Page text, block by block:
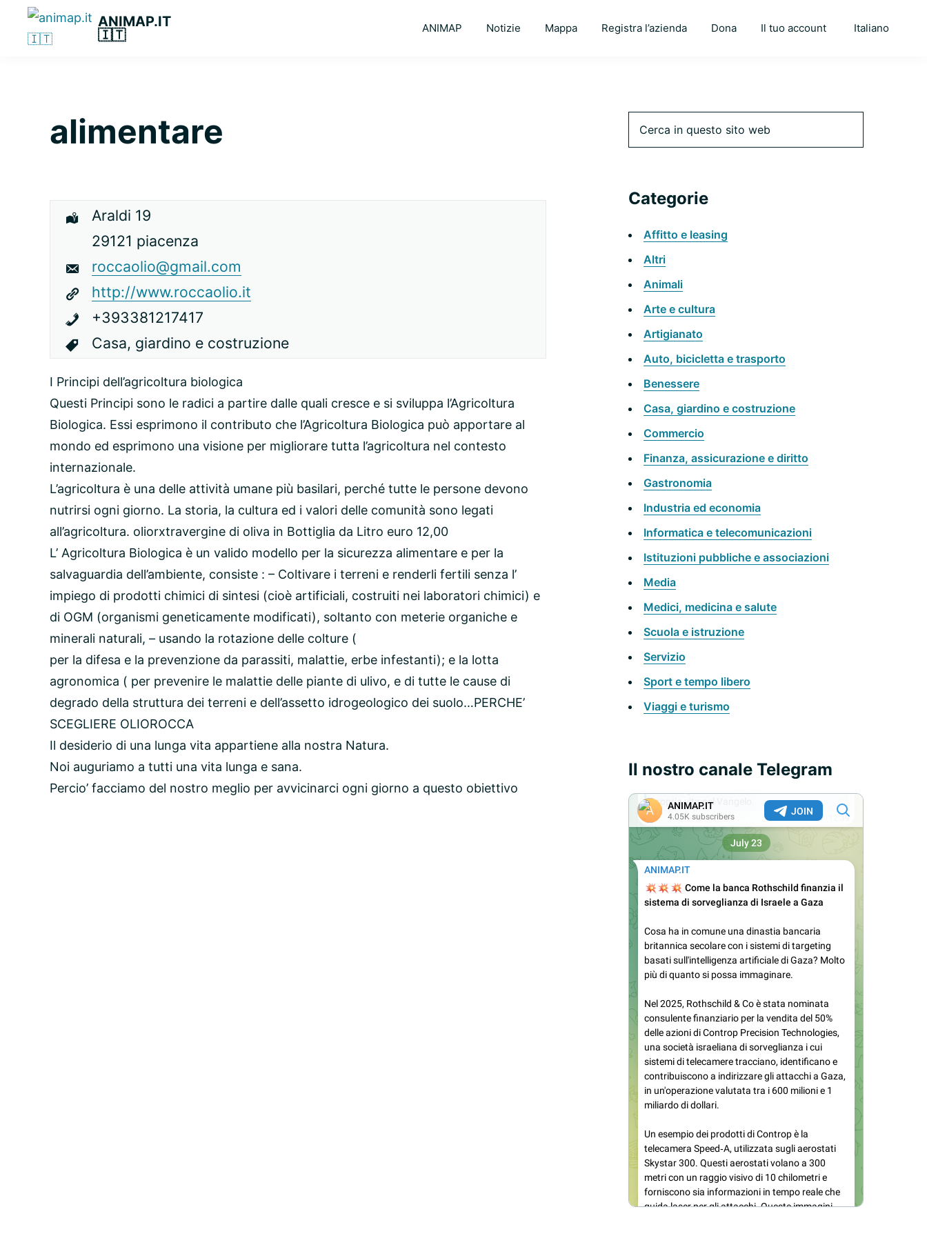
Passa
Passa
Passa
ANIMAP.IT
🇮🇹
ANIMAP Notizie Mappa Registra l’azienda Dona Il tuo account Italiano
alimentare
Araldi 19
29121 piacenza
roccaolio@gmail.com
http://www.roccaolio.it
+393381217417
Casa, giardino e costruzione
I Principi dell’agricoltura biologica
Questi Principi sono le radici a partire dalle quali cresce e si sviluppa l’Agricoltura
Biologica. Essi esprimono il contributo che l’Agricoltura Biologica può apportare al
mondo ed esprimono una visione per migliorare tutta l’agricoltura nel contesto
internazionale.
L’agricoltura è una delle attività umane più basilari, perché tutte le persone devono
nutrirsi ogni giorno. La storia, la cultura ed i valori delle comunità sono legati
all’agricoltura. oliorxtravergine di oliva in Bottiglia da Litro euro 12,00
L’ Agricoltura Biologica è un valido modello per la sicurezza alimentare e per la
salvaguardia dell’ambiente, consiste : – Coltivare i terreni e renderli fertili senza l’
impiego di prodotti chimici di sintesi (cioè artificiali, costruiti nei laboratori chimici) e
di OGM (organismi geneticamente modificati), soltanto con meterie organiche e
minerali naturali, – usando la rotazione delle colture (
per la difesa e la prevenzione da parassiti, malattie, erbe infestanti); e la lotta
agronomica ( per prevenire le malattie delle piante di ulivo, e di tutte le cause di
degrado della struttura dei terreni e dell’assetto idrogeologico dei suolo…PERCHE’
SCEGLIERE OLIOROCCA
Il desiderio di una lunga vita appartiene alla nostra Natura.
Noi auguriamo a tutti una vita lunga e sana.
Percio’ facciamo del nostro meglio per avvicinarci ogni giorno a questo obiettivo
Barra
primaria
Categorie
Affitto e leasing
Altri
Animali
Arte e cultura
Artigianato
Auto, bicicletta e trasporto
Benessere
Casa, giardino e costruzione
Commercio
Finanza, assicurazione e diritto
Gastronomia
Industria ed economia
Informatica e telecomunicazioni
Istituzioni pubbliche e associazioni
Media
Medici, medicina e salute
Scuola e istruzione
Servizio
Sport e tempo libero
Viaggi e turismo
Il nostro canale Telegram